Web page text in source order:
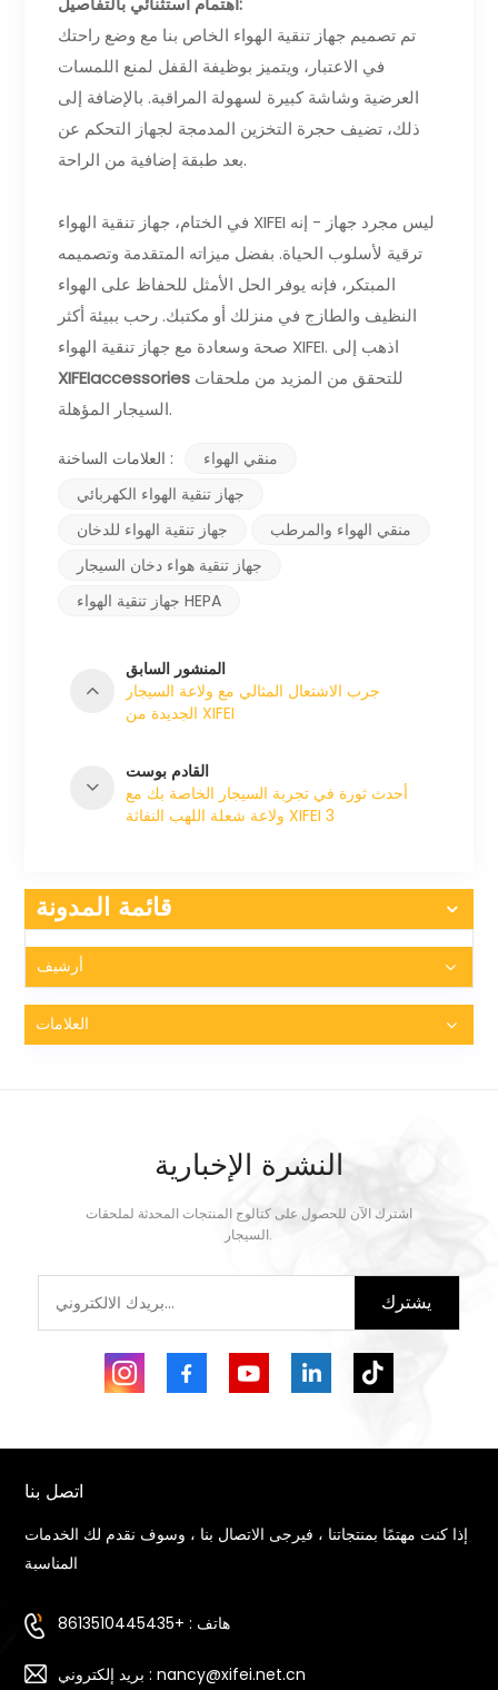
تم تصميم جهاز تنقية الهواء الخاص بنا مع وضع راحتك
في الاعتبار، ويتميز بوظيفة القفل لمنع اللمسات
العرضية وشاشة كبيرة لسهولة المراقبة. بالإضافة إلى
ذلك، تضيف حجرة التخزين المدمجة لجهاز التحكم عن
بعد طبقة إضافية من الراحة.
في الختام، جهاز تنقية الهواء XIFEI ليس مجرد جهاز - إنه
ترقية لأسلوب الحياة. بفضل ميزاته المتقدمة وتصميمه
المبتكر، فإنه يوفر الحل الأمثل للحفاظ على الهواء
النظيف والطازج في منزلك أو مكتبك. رحب ببيئة أكثر
صحة وسعادة مع جهاز تنقية الهواء XIFEI. اذهب إلى
XIFEIaccessories
السيجار المؤهلة.
العلامات الساخنة :
منقي الهواء
جهاز تنقية الهواء الكهربائي
جهاز تنقية الهواء للدخان
منقي الهواء والمرطب
جهاز تنقية هواء دخان السيجار
جهاز تنقية الهواء HEPA
المنشور السابق
جرب الاشتعال المثالي مع ولاعة السيجار
الجديدة من XIFEI
القادم بوست
أحدث ثورة في تجربة السيجار الخاصة بك مع
ولاعة شعلة اللهب النفاثة XIFEI 3
قائمة المدونة
أرشيف
العلامات
النشرة الإخبارية
اشترك الآن للحصول على كتالوج المنتجات المحدثة لملحقات
السيجار.
يشترك
اتصل بنا
إذا كنت مهتمًا بمنتجاتنا ، فيرجى الاتصال بنا ، وسوف نقدم لك الخدمات
المناسبة
هاتف : +8613510445435
بريد إلكتروني : nancy@xifei.net.cn